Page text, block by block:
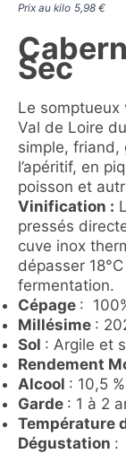
Prix au kilo 5,98 €
Sec
Le somptueux
Val de Loire
simple, friand,
l’apéritif, en
poisson et
Vinification :
pressés
cuve inox
dépasser
fermentation.
Cépage :
Millésime :
Sol : Argile et
Rendement
Alcool : 10,5 %
Garde : 1 à 2
Température
Dégustation :